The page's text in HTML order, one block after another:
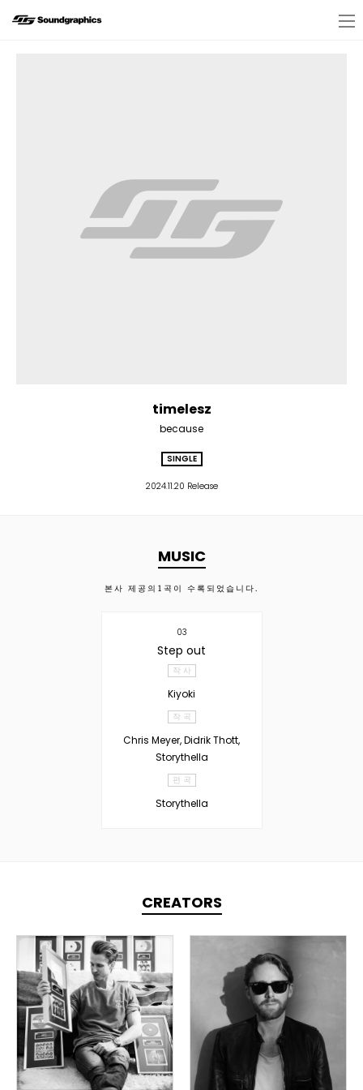
timelesz
because
SINGLE
2024.11.20 Release
MUSIC
본사 제공의 1 곡이 수록되었습니다.
03
Step out
작 사
Kiyoki
작 곡
Chris Meyer, Didrik Thott,
Storythella
편 곡
Storythella
CREATORS
TOPLINER
PRODUCER
LYRICIST
SINGER
OVERSEAS
TOPLINER
LYRICIST
SINGER
OVERSEAS